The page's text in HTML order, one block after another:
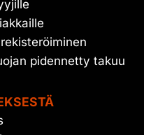
pidennetty takuu